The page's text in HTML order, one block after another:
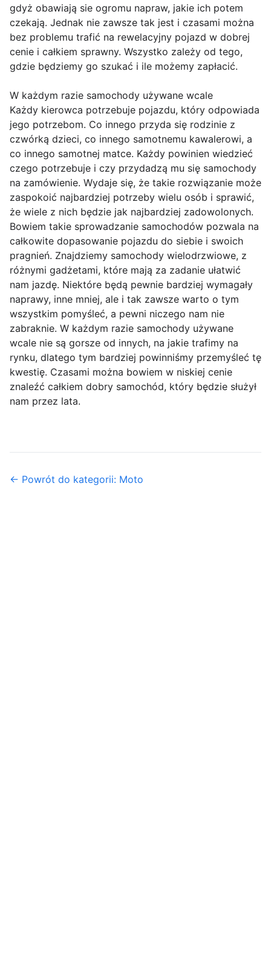
gdyż obawiają sie ogromu napraw, jakie ich potem
czekają. Jednak nie zawsze tak jest i czasami można
bez problemu trafić na rewelacyjny pojazd w dobrej
cenie i całkiem sprawny. Wszystko zależy od tego,
gdzie będziemy go szukać i ile możemy zapłacić.
W każdym razie samochody używane wcale
Każdy kierowca potrzebuje pojazdu, który odpowiada
jego potrzebom. Co innego przyda się rodzinie z
czwórką dzieci, co innego samotnemu kawalerowi, a
co innego samotnej matce. Każdy powinien wiedzieć
czego potrzebuje i czy przydadzą mu się samochody
na zamówienie. Wydaje się, że takie rozwiązanie może
zaspokoić najbardziej potrzeby wielu osób i sprawić,
że wiele z nich będzie jak najbardziej zadowolonych.
Bowiem takie sprowadzanie samochodów pozwala na
całkowite dopasowanie pojazdu do siebie i swoich
pragnień. Znajdziemy samochody wielodrzwiowe, z
różnymi gadżetami, które mają za zadanie ułatwić
nam jazdę. Niektóre będą pewnie bardziej wymagały
naprawy, inne mniej, ale i tak zawsze warto o tym
wszystkim pomyśleć, a pewni niczego nam nie
zabraknie. W każdym razie samochody używane
wcale nie są gorsze od innych, na jakie trafimy na
rynku, dlatego tym bardziej powinniśmy przemyśleć tę
kwestię. Czasami można bowiem w niskiej cenie
znaleźć całkiem dobry samochód, który będzie służył
nam przez lata.
← Powrót do kategorii: Moto